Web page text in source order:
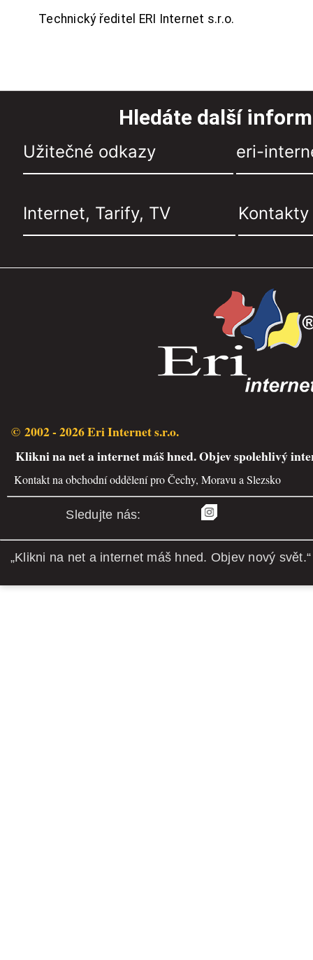
Technický ředitel ERI Internet s.r.o.
Hledáte další
Užitečné odkazy eri-
Internet, Tarify, TV Kontakty
© 2002 - 2026 Eri Internet s.r.o.
Klikni na net a internet máš hned. Objev spolehlivý
Kontakt na obchodní oddělení pro Čechy, Moravu a Slezsko
Sledujte nás:
„Klikni na net a internet máš hned. Objev nový svět.“